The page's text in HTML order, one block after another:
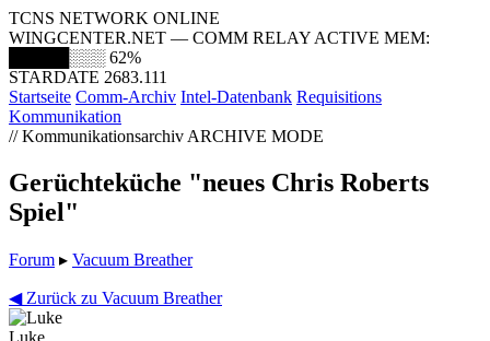
TCNS NETWORK ONLINE
WINGCENTER.NET — COMM RELAY ACTIVE MEM:
█████░░░ 62%
STARDATE 2683.111
Startseite Comm-Archiv Intel-Datenbank Requisitions
Kommunikation
// Kommunikationsarchiv ARCHIVE MODE
Gerüchteküche "neues Chris Roberts
Spiel"
Forum ▸ Vacuum Breather
◀ Zurück zu Vacuum Breather
Luke